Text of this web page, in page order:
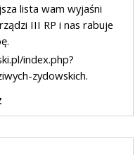
lista wam wyjaśni
III RP i nas rabuje
index.php?
zydowskich.